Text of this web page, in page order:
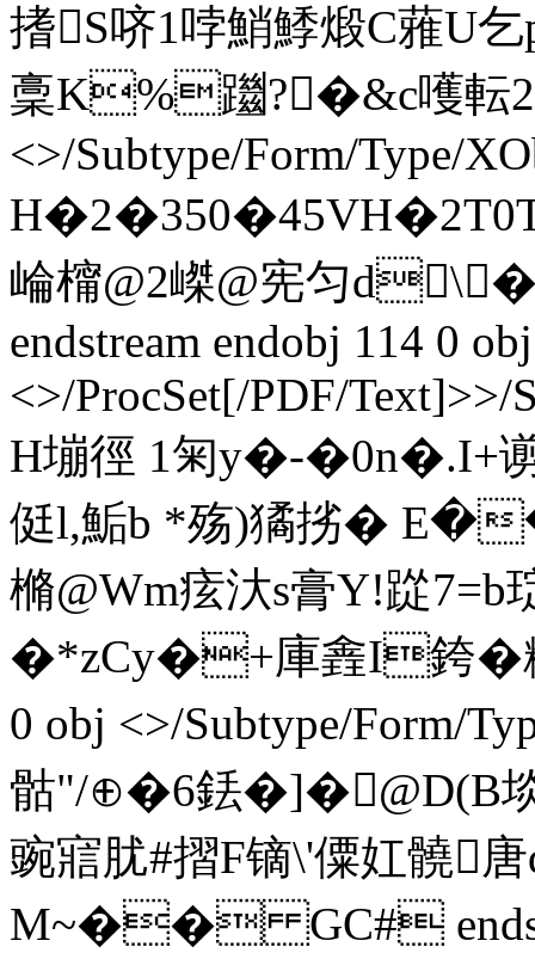
搘S哜1哱鮹鯚煅C蕥U
稾K%躖?�&c嚄転
<>/Subtype/Form/Type/
崘橣@2嵥@宪匀d\�
endstream endobj 114 0 obj
<>/ProcSet[/PDF/Text]>>/
H塴徑 1匊y�-
侹l,鮜b *殇)獝挘� E�
樇@Wm痃汏s膏Y!踨7=b
�*zCy�+庫錱I銙�粚
0 obj <>/Subtype/Form/
骷"/⊕�6銩� ]�@D(B
豌寣肬#摺F镝\'僳妅髐
M~�� GC#